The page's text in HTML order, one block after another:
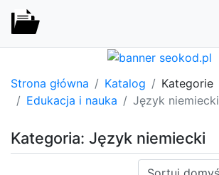
Strona główna Katalog
Kategorie
Edukacja i nauka
Język niemiecki
Kategoria: Język niemiecki
Sortuj: